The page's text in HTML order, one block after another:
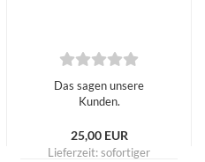
Das sagen unsere
Kunden.
25,00 EUR
Lieferzeit: sofortiger